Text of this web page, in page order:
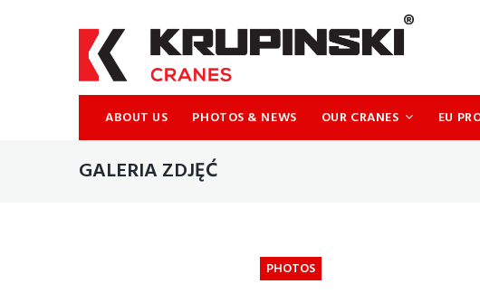
ABOUT US PHOTOS & NEWS OUR CRANES EU
GALERIA ZDJĘĆ
PHOTOS